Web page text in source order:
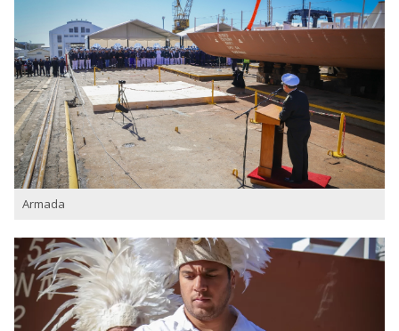
Armada